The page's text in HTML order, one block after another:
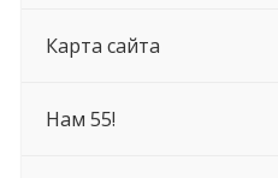
Карта сайта
Нам 55!